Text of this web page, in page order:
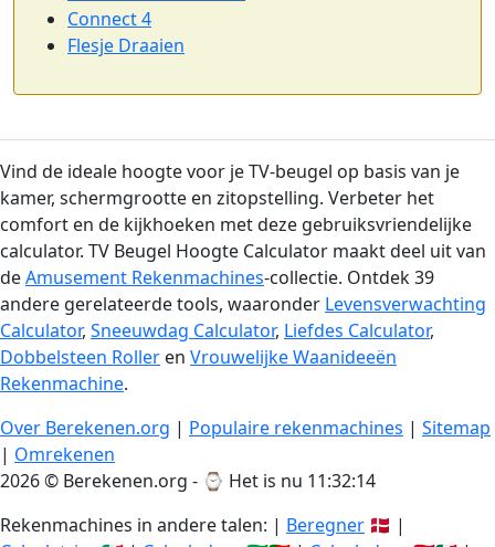
Connect 4
Flesje Draaien
Vind de ideale hoogte voor je TV-beugel op basis van je
kamer, schermgrootte en zitopstelling. Verbeter het
comfort en de kijkhoeken met deze gebruiksvriendelijke
calculator. TV Beugel Hoogte Calculator maakt deel uit van
deAmusement Rekenmachines-collectie. Ontdek 39
andere gerelateerde tools, waaronder Levensverwachting
Calculator, Sneeuwdag Calculator, Liefdes Calculator,
Dobbelsteen Roller en Vrouwelijke Waanideeën
Rekenmachine.
Over Berekenen.org | Populaire rekenmachines | Sitemap
| Omrekenen
2026 © Berekenen.org - ⌚ Het is nu 11:32:15
Rekenmachines in andere talen: | Beregner 🇩🇰 |